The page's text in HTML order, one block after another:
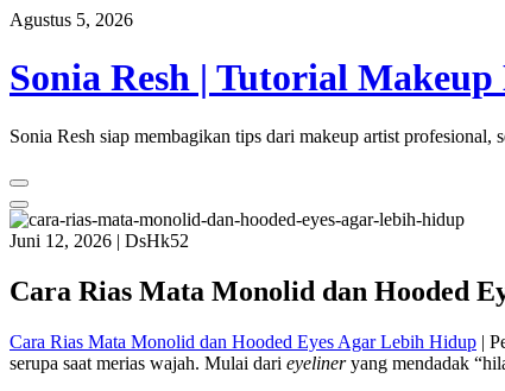
Skip
content
Agustus 5, 2026
Sonia Resh | Tutorial
Sonia Resh siap membagikan tips dari makeup artist
Juni 12, 2026 | DsHk52
Cara Rias Mata Monolid dan Hooded
Cara Rias Mata Monolid dan Hooded Eyes Agar Lebih Hidup |
serupa saat merias wajah. Mulai dari eyelineryang mendadak